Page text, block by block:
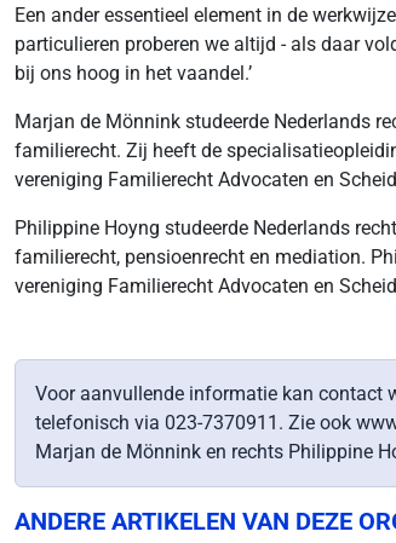
Een ander essentieel element in de
particulieren proberen we altijd - als daar
bij ons hoog in het vaandel.’
Marjan de Mönnink studeerde Nederlands
familierecht. Zij heeft de
vereniging Familierecht Advocaten en
Philippine Hoyng studeerde Nederlands
familierecht, pensioenrecht en mediation.
vereniging Familierecht Advocaten en
Voor aanvullende informatie kan contact
telefonisch via 023-7370911. Zie ook
Marjan de Mönnink en rechts Philippine
ANDERE ARTIKELEN VAN DEZE